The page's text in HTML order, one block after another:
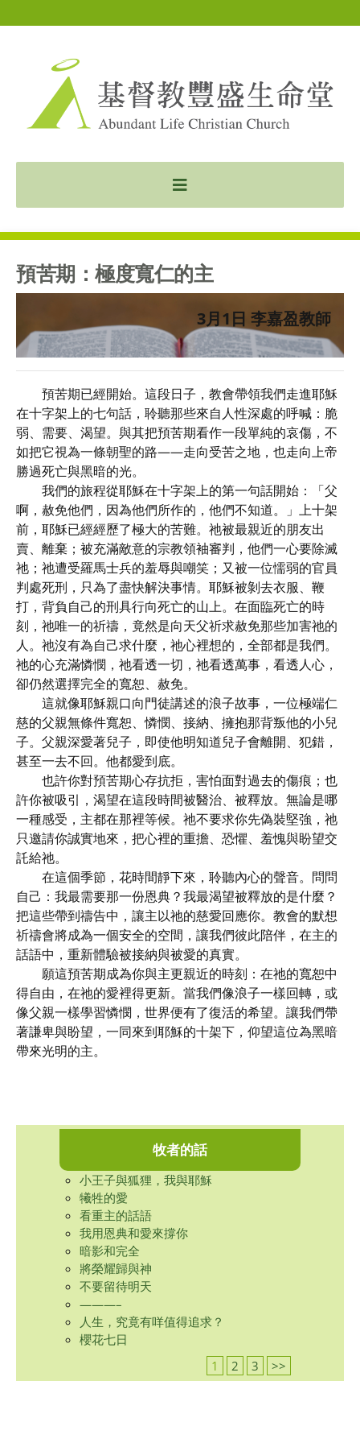
預苦期：極度寬仁的主
3月1日 李嘉盈教師
預苦期已經開始。這段日子，教會帶領我們走進耶穌
在十字架上的七句話，聆聽那些來自人性深處的呼喊：脆
弱、需要、渴望。與其把預苦期看作一段單純的哀傷，不
如把它視為一條朝聖的路——走向受苦之地，也走向上帝
勝過死亡與黑暗的光。
我們的旅程從耶穌在十字架上的第一句話開始：「父
啊，赦免他們，因為他們所作的，他們不知道。」上十架
前，耶穌已經經歷了極大的苦難。祂被最親近的朋友出
賣、離棄；被充滿敵意的宗教領袖審判，他們一心要除滅
祂；祂遭受羅馬士兵的羞辱與嘲笑；又被一位懦弱的官員
判處死刑，只為了盡快解決事情。耶穌被剝去衣服、鞭
打，背負自己的刑具行向死亡的山上。在面臨死亡的時
刻，祂唯一的祈禱，竟然是向天父祈求赦免那些加害祂的
人。祂沒有為自己求什麼，祂心裡想的，全部都是我們。
祂的心充滿憐憫，祂看透一切，祂看透萬事，看透人心，
卻仍然選擇完全的寬恕、赦免。
這就像耶穌親口向門徒講述的浪子故事，一位極端仁
慈的父親無條件寬恕、憐憫、接納、擁抱那背叛他的小兒
子。父親深愛著兒子，即使他明知道兒子會離開、犯錯，
甚至一去不回。他都愛到底。
也許你對預苦期心存抗拒，害怕面對過去的傷痕；也
許你被吸引，渴望在這段時間被醫治、被釋放。無論是哪
一種感受，主都在那裡等候。祂不要求你先偽裝堅強，祂
只邀請你誠實地來，把心裡的重擔、恐懼、羞愧與盼望交
託給祂。
在這個季節，花時間靜下來，聆聽內心的聲音。問問
自己：我最需要那一份恩典？我最渴望被釋放的是什麼？
把這些帶到禱告中，讓主以祂的慈愛回應你。教會的默想
祈禱會將成為一個安全的空間，讓我們彼此陪伴，在主的
話語中，重新體驗被接納與被愛的真實。
願這預苦期成為你與主更親近的時刻：在祂的寬恕中
得自由，在祂的愛裡得更新。當我們像浪子一樣回轉，或
像父親一樣學習憐憫，世界便有了復活的希望。讓我們帶
著謙卑與盼望，一同來到耶穌的十架下，仰望這位為黑暗
帶來光明的主。
牧者的話
小王子與狐狸，我與耶穌
犧牲的愛
看重主的話語
我用恩典和愛來撐你
暗影和完全
將榮耀歸與神
不要留待明天
———–
人生，究竟有咩值得追求？
櫻花七日
1
2 3 >>